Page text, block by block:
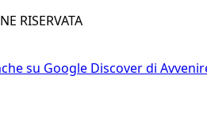
RISERVATA
su Google Discover di